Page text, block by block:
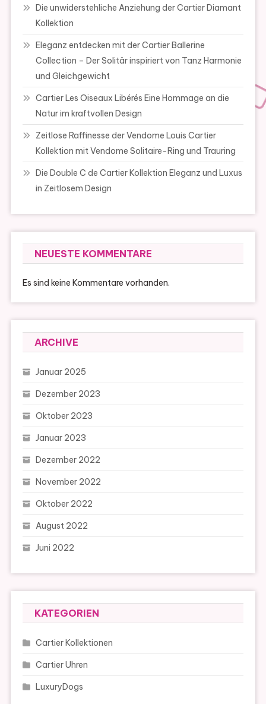
Die unwiderstehliche Anziehung der Cartier Diamant
Kollektion
Eleganz entdecken mit der Cartier Ballerine
Collection – Der Solitär inspiriert von Tanz Harmonie
und Gleichgewicht
Cartier Les Oiseaux Libérés Eine Hommage an die
Natur im kraftvollen Design
Zeitlose Raffinesse der Vendome Louis Cartier
Kollektion mit Vendome Solitaire-Ring und Trauring
Die Double C de Cartier Kollektion Eleganz und Luxus
in Zeitlosem Design
NEUESTE KOMMENTARE
Es sind keine Kommentare vorhanden.
ARCHIVE
Januar 2025
Dezember 2023
Oktober 2023
Januar 2023
Dezember 2022
November 2022
Oktober 2022
August 2022
Juni 2022
KATEGORIEN
Cartier Kollektionen
Cartier Uhren
LuxuryDogs